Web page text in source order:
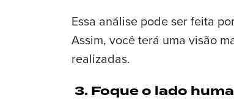
Essa análise pode ser feita
Assim, você terá uma visão
realizadas.
3. Foque o lado